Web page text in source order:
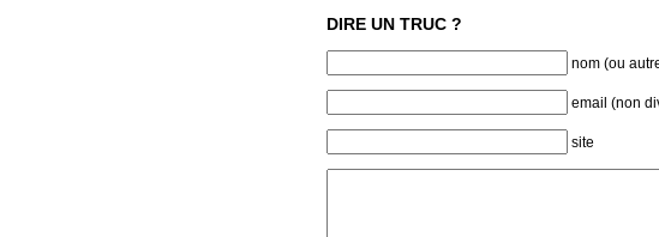
DIRE UN TRUC ?
nom (ou
email (non
site